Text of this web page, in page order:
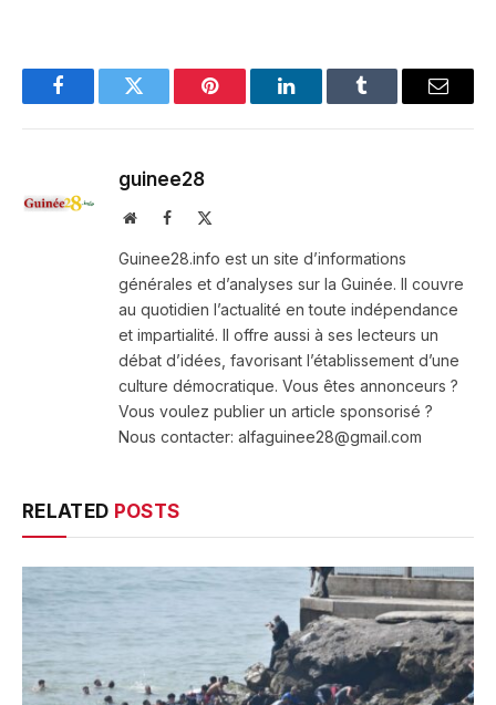
FacebookTwitter Pinterest LinkedInTumblr Email
guinee28
WebsiteFacebook
Guinee28.info est un site d’informations
générales et d’analyses sur la Guinée. Il couvre
au quotidien l’actualité en toute indépendance
et impartialité. Il offre aussi à ses lecteurs un
débat d’idées, favorisant l’établissement d’une
culture démocratique. Vous êtes annonceurs ?
Vous voulez publier un article sponsorisé ?
Nous contacter: alfaguinee28@gmail.com
RELATED POSTS